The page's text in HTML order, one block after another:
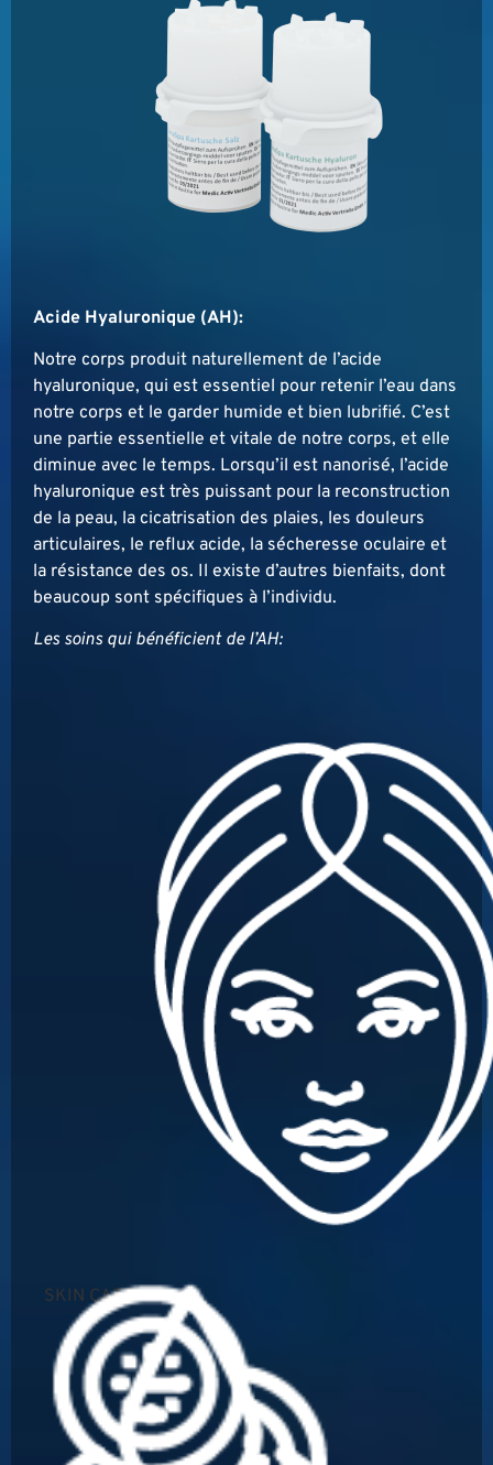
Acide Hyaluronique (AH):
Notre corps produit naturellement de l’acide
hyaluronique, qui est essentiel pour retenir l’eau dans
notre corps et le garder humide et bien lubrifié. C’est
une partie essentielle et vitale de notre corps, et elle
diminue avec le temps. Lorsqu’il est nanorisé, l’acide
hyaluronique est très puissant pour la reconstruction
de la peau, la cicatrisation des plaies, les douleurs
articulaires, le reflux acide, la sécheresse oculaire et
la résistance des os. Il existe d’autres bienfaits, dont
beaucoup sont spécifiques à l’individu.
Les soins qui bénéficient de l’AH:
SKIN CARE